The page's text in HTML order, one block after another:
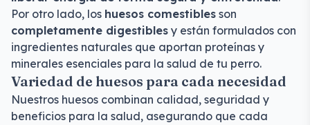
Por otro lado, los huesos comestibles son
completamente digestibles y están formulados con
ingredientes naturales que aportan proteínas y
minerales esenciales para la salud de tu perro.
Variedad de huesos para cada necesidad
Nuestros huesos combinan calidad, seguridad y
beneficios para la salud, asegurando que cada